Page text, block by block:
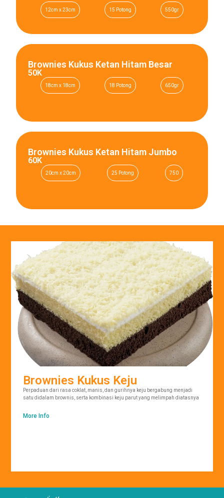
12cm x 23cm 15 Potong 550gr
Brownies Kukus Ketan Hitam Besar
50K
18cm x 18cm 18 Potong 650gr
Brownies Kukus Ketan Hitam Jumbo
60K
20cm x 20cm 25 Potong 750
Brownies Kukus Keju
Perpaduan dari rasa coklat, manis, dan gurihnya keju bergabung menjadi
satu didalam brownis, serta kombinasi keju parut yang melimpah diatasnya
More Info